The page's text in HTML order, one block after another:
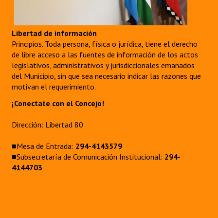
Libertad de información
Principios. Toda persona, física o jurídica, tiene el derecho
de libre acceso a las fuentes de información de los actos
legislativos, administrativos y jurisdiccionales emanados
del Municipio, sin que sea necesario indicar las razones que
motivan el requerimiento.
¡Conectate con el Concejo!
Dirección: Libertad 80
■Mesa de Entrada: 294-4143579
■Subsecretaría de Comunicación Institucional: 294-
4144703